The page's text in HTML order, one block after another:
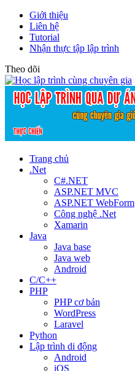
Giới thiệu
Liên hệ
Tutorial
Nhận thực tập lập trình
Theo dõi
Trang chủ
.Net
C#.NET
ASP.NET MVC
ASP.NET WebForm
Công nghệ .Net
Xamarin
Java
Java base
Java web
Android
C/C++
PHP
PHP cơ bản
WordPress
Laravel
Python
Lập trình di động
Android
iOS